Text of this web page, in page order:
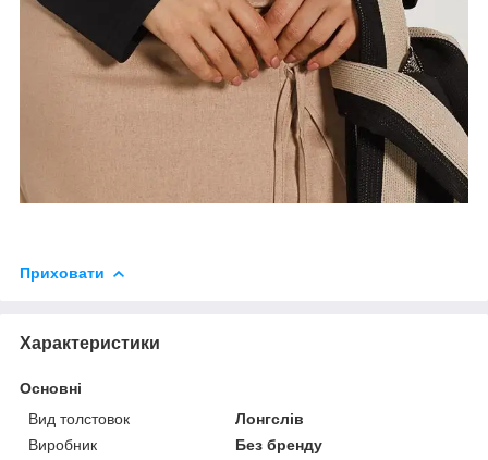
Приховати
Характеристики
Основні
Вид толстовок
Лонгслів
Виробник
Без бренду